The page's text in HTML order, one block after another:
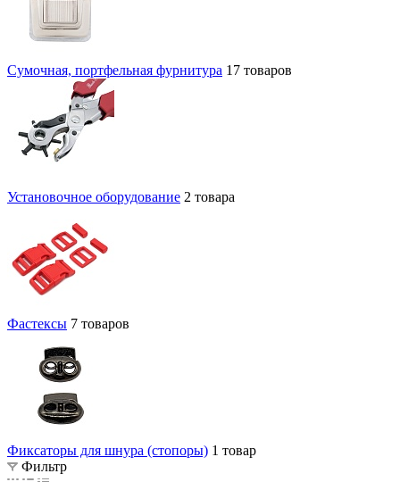
Сумочная, портфельная фурнитура 17 товаров
Установочное оборудование 2 товара
Фастексы 7 товаров
Фиксаторы для шнура (стопоры) 1 товар
Фильтр